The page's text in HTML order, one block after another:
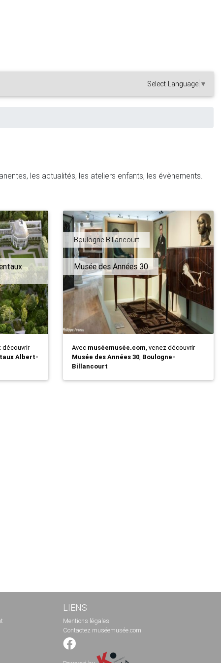
Select Language ▼
les actualités, les ateliers enfants, les évènements.
découvrir
Albert-
Boulogne-Billancourt
Musée des Années 30
Avec muséemusée.com, venez découvrir
Musée des Années 30, Boulogne-
Billancourt
LIENS
Mentions légales
Contactez muséemusée.com